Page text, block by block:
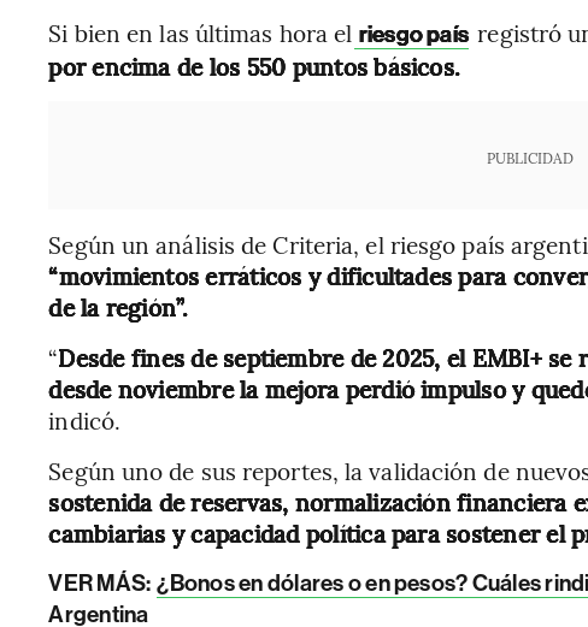
Si bien en las últimas hora el riesgo país registró
por encima de los 550 puntos básicos.
PUBLICIDAD
Según un análisis de Criteria, el riesgo país
“movimientos erráticos y dificultades para
de la región”.
“Desde fines de septiembre de 2025, el EMBI+
desde noviembre la mejora perdió impulso y
indicó.
Según uno de sus reportes, la validación de
sostenida de reservas, normalización financiera
cambiarias y capacidad política para sostener el
VER MÁS: ¿Bonos en dólares o en pesos? Cuáles
Argentina